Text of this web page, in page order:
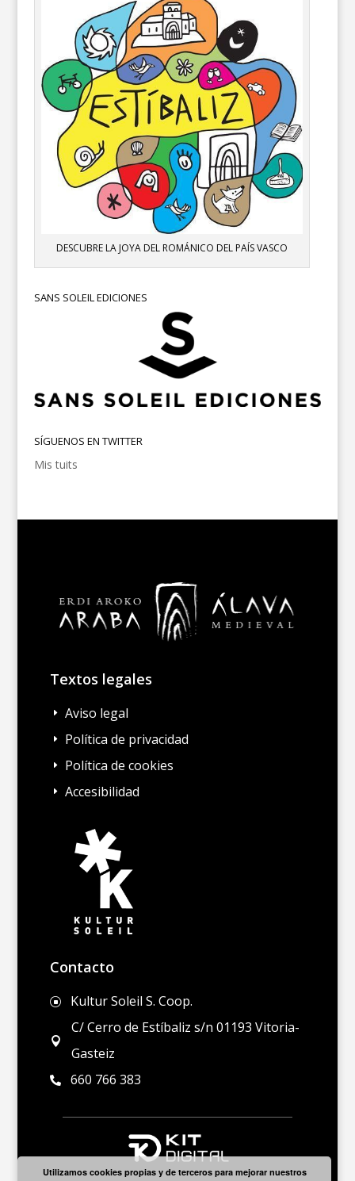
DESCUBRE LA JOYA DEL ROMÁNICO DEL PAÍS VASCO
SANS SOLEIL EDICIONES
SÍGUENOS EN TWITTER
Mis tuits
Textos legales
E Aviso legal
E Política de privacidad
E Política de cookies
E Accesibilidad
Contacto
] Kultur Soleil S. Coop.

C/ Cerro de Estíbaliz s/n 01193 Vitoria-
Gasteiz
 660 766 383
Utilizamos cookies propias y de terceros para mejorar nuestros